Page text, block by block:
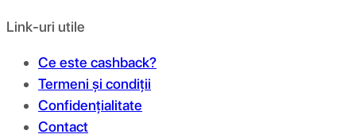
Link-uri utile
Ce este cashback?
Termeni și condiții
Confidențialitate
Contact